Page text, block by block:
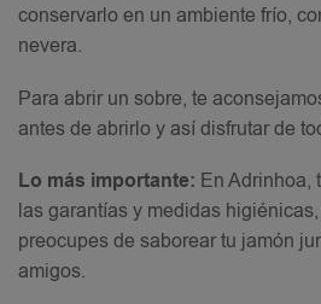
conservarlo en un ambiente frío,
nevera.
Para abrir un sobre, te
antes de abrirlo y así disfrutar de
Lo más importante: En Adrinhoa,
las garantías y medidas
preocupes de saborear tu jamón
amigos.